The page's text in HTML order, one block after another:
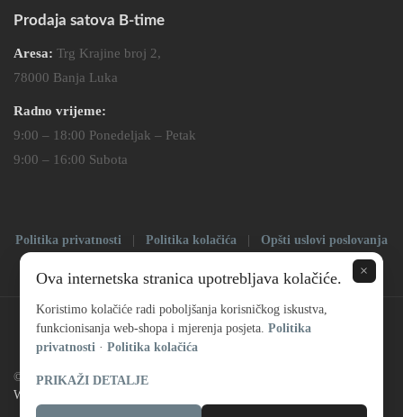
Prodaja satova B-time
Aresa: Trg Krajine broj 2,
78000 Banja Luka
Radno vrijeme:
9:00 – 18:00 Ponedeljak – Petak
9:00 – 16:00 Subota
Politika privatnosti Politika kolačića
Opšti uslovi poslovanja
© Copyright 2025 |Prodaja satova
Web dizajn – S
×
Ova internetska stranica upotrebljava kolačiće.
Koristimo kolačiće radi poboljšanja korisničkog iskustva,
funkcionisanja web-shopa i mjerenja posjeta.Politika
privatnosti ·Politika kolačića
PRIKAŽI DETALJE